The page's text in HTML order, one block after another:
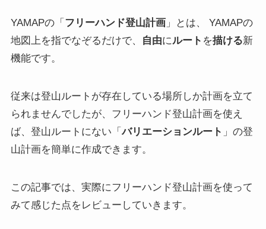
YAMAPの「 フリーハンド登山計画」とは、 YAMAPの
地図上を指でなぞるだけで、
自由にルート を描ける新
機能です。
従来は登山ルートが存在している場所しか計画を立て
られませんでしたが、フリーハンド登山計画を使え
ば、登山ルートにない「バリエーションルート 」の登
山計画を簡単に作成できます。
この記事では、実際にフリーハンド登山計画を使って
みて感じた点をレビューしていきます。